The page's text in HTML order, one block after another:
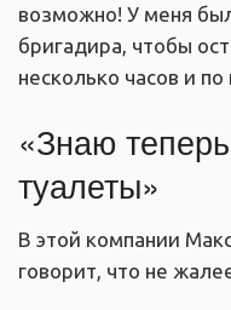
возможно! У меня
бригадира, чтобы
несколько часов и
«Знаю
туалеты»
В этой компании
говорит, что не